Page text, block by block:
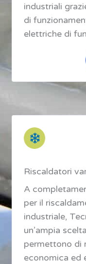
industriali
di
elettriche di
Riscaldatori
A
per il
industriale,
un’ampia
permettono di
economica ed